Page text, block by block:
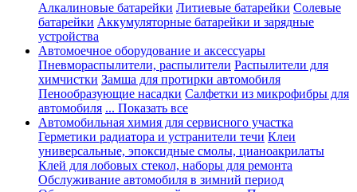
Алкалиновые батарейки Литиевые батарейки Солевые
батарейки Аккумуляторные батарейки и зарядные
устройства
Автомоечное оборудование и аксессуары
Пневмораспылители, распылители Распылители для
химчистки Замша для протирки автомобиля
Пенообразующие насадки Салфетки из микрофибры для
автомобиля ... Показать все
Автомобильная химия для сервисного участка
Герметики радиатора и устранители течи Клеи
универсальные, эпоксидные смолы, цианоакрилаты
Клей для лобовых стекол, наборы для ремонта
Обслуживание автомобиля в зимний период